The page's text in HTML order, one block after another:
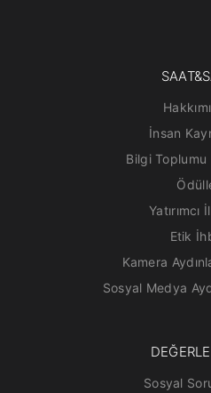
İnsan
Bilgi
Yatırımcı
Etik
Kamera
Sosyal Medya
Sosyal